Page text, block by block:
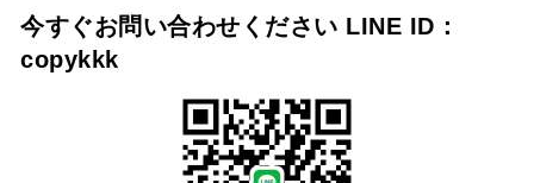
今すぐお問い合わせください LINE ID：
copykkk